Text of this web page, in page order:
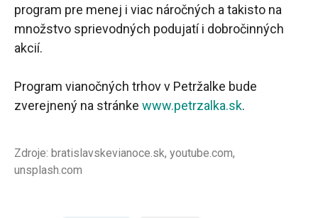
program pre menej i viac náročných a takisto na
množstvo sprievodných podujatí i dobročinných
akcií.
Program vianočných trhov v Petržalke bude
zverejnený na stránke www.petrzalka.sk.
Zdroje: bratislavskevianoce.sk, youtube.com,
unsplash.com